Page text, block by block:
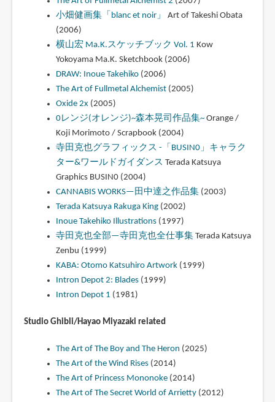
小畑健画集「blanc et noir」
Art of Takeshi Obata
(2006)
横山宏 Ma.K.スケッチブック Vol. 1 Kow
Yokoyama Ma.K. Sketchbook (2006)
DRAW: Inoue Takehiko(2006)
The Art of Fullmetal Alchemist(2005)
Oxide 2x (2005)
0レンジ(オレンジ)~森本晃司作品集~ Orange /
Koji Morimoto / Scrapbook (2004)
寺田克也グラフィックス -「BUSIN0」キャラク
ター&ワールドガイダンス Terada Katsuya
Graphics BUSIN0 (2004)
CANNABIS WORKS—田中達之作品集(2003)
Terada Katsuya Rakuga King(2002)
Inoue Takehiko Illustrations(1997)
寺田克也全部—寺田克也全仕事集Terada Katsuya
Zenbu (1999)
KABA: Otomo Katsuhiro Artwork(1999)
Intron Depot 2: Blades(1999)
Intron Depot 1 (1981)
Studio Ghibli/Hayao Miyazaki related
The Art of The Boy and The Heron (2025)
The Art of the Wind Rises(2014)
The Art of Princess Mononoke(2014)
The Art of The Secret World of Arrietty(2012)